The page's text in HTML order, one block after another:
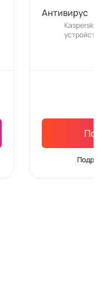
Антивирус
Kaspersky